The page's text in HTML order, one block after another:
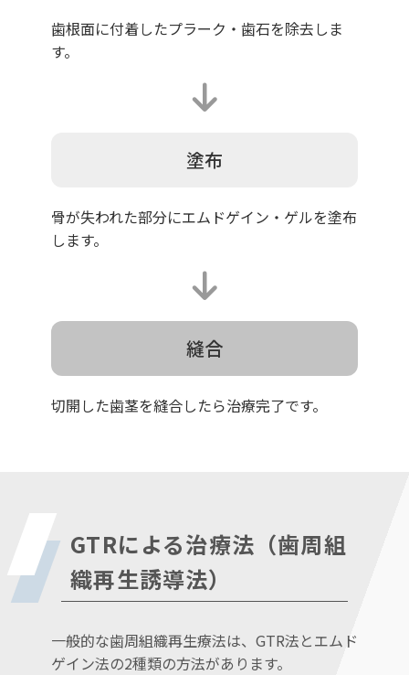
歯根面に付着したプラーク・歯石を除去しま
す。
塗布
骨が失われた部分にエムドゲイン・ゲルを塗布
します。
縫合
切開した歯茎を縫合したら治療完了です。
GTRによる治療法（歯周組
織再生誘導法）
一般的な歯周組織再生療法は、GTR法とエムド
ゲイン法の2種類の方法があります。